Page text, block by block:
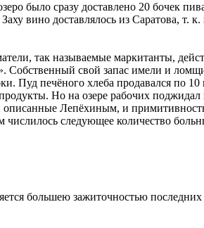
было сразу доставлено 20 бочек
вино доставлялось из Саратова, т. к.
так называемые маркитанты,
Собственный свой запас имели и
Пуд печёного хлеба продавался по 10
Но на озере рабочих поджидал
описанные Лепёхиным, и
числилось следующее количество
большею зажиточностью последних